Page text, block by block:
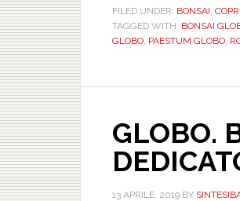
i
sanitari
vecchi
fuori
di
ceramica
Globo?
Si
FILED UNDER:BONSAI,
TAGGED WITH:BONSAI
GLOBO,PAESTUM GLOBO,
GLOBO.
13 APRILE, 2019BY